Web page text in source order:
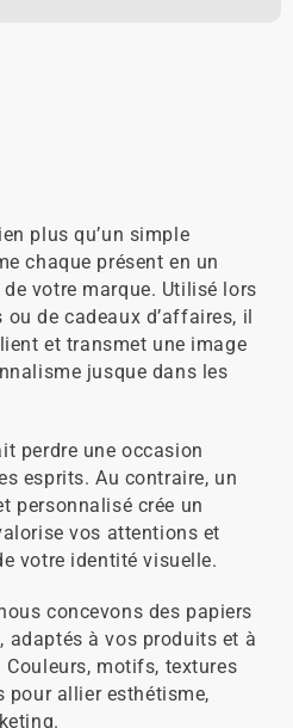
plus qu’un simple
chaque présent en un
votre marque. Utilisé lors
ou de cadeaux d’affaires, il
et transmet une image
jusque dans les
perdre une occasion
esprits. Au contraire, un
personnalisé crée un
vos attentions et
votre identité visuelle.
concevons des papiers
adaptés à vos produits et à
motifs, textures
allier esthétisme,